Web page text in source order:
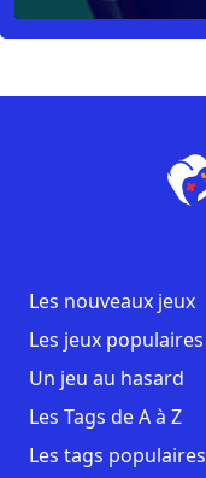
Les nouveaux jeux
Les jeux populaires
Un jeu au hasard
Les Tags de A à Z
Les tags populaires